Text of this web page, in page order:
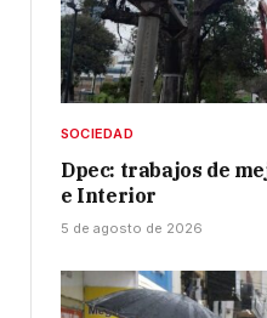
SOCIEDAD
Dpec: trabajos de
e Interior
5 de agosto de 2026